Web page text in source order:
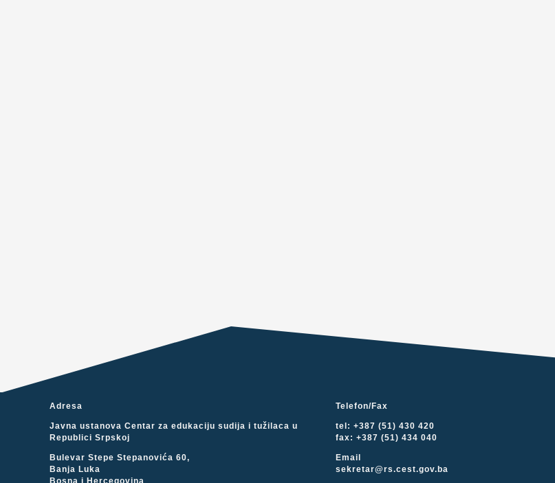
Adresa
Javna ustanova Centar za edukaciju sudija i tužilaca u
Republici Srpskoj
Bulevar Stepe Stepanovića 60,
Banja Luka
Telefon/Fax
tel: +387 (51) 430 420
fax: +387 (51) 434 040
Email
sekretar@rs.cest.gov.ba